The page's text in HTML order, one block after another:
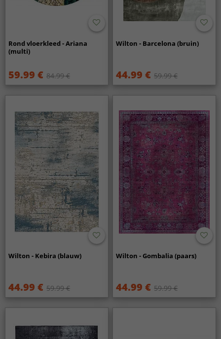
Rond vloerkleed - Ariana
(multi)
59.99 € 84.99 €
Wilton - Barcelona (bruin)
44.99 € 59.99 €
Wilton - Kebira (blauw)
44.99 € 59.99 €
Wilton - Gombalia (paars)
44.99 € 59.99 €